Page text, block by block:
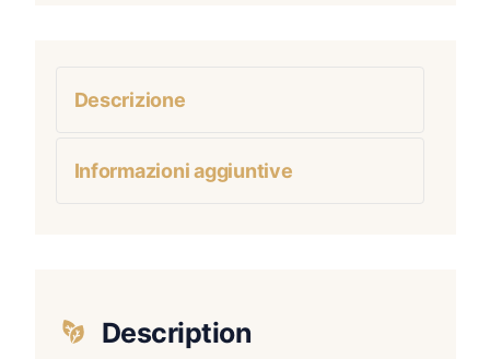
Descrizione
Informazioni aggiuntive
Description